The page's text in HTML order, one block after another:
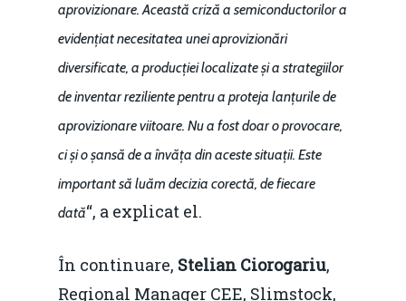
aprovizionare. Această criză a semiconductorilor a
evidențiat necesitatea unei aprovizionări
diversificate, a producției localizate și a strategiilor
de inventar reziliente pentru a proteja lanțurile de
aprovizionare viitoare. Nu a fost doar o provocare,
ci și o șansă de a învăța din aceste situații. Este
important să luăm decizia corectă, de fiecare
dată“, a explicat el.
În continuare, Stelian Ciorogariu,
Regional Manager CEE, Slimstock,